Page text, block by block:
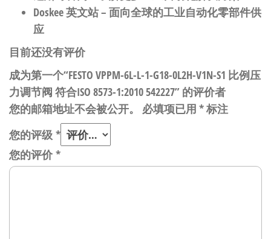
Doskee 英文站– 面向全球的工业自动化零部件供
应
目前还没有评价
成为第一个“FESTO VPPM-6L-L-1-G18-0L2H-V1N-S1 比例压
力调节阀 符合ISO 8573-1:2010 542227” 的评价者
您的邮箱地址不会被公开。
必填项已用 *标注
您的评级 *
您的评价*